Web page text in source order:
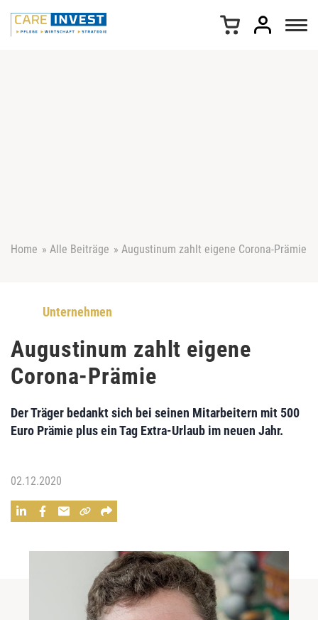
Home » Alle Beiträge » Augustinum zahlt eigene Corona-Prämie
Unternehmen
Augustinum zahlt eigene
Corona-Prämie
Der Träger bedankt sich bei seinen Mitarbeitern mit 500
Euro Prämie plus ein Tag Extra‐Urlaub im neuen Jahr.
02.12.2020